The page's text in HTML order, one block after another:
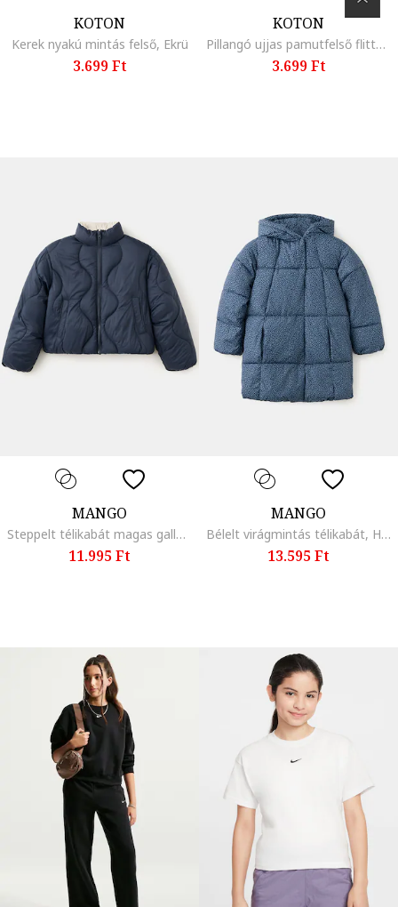
KOTON
Kerek nyakú mintás felső, Ekrü
3.699 Ft
KOTON
Pillangó ujjas pamutfelső flitterekkel, Ekrü
3.699 Ft
MANGO
Steppelt télikabát magas gallérral, Tengerészkék
11.995 Ft
MANGO
Bélelt virágmintás télikabát, Halványkék
13.595 Ft